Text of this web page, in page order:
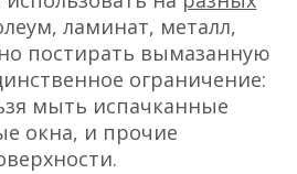
ламинат, металл,
постирать вымазанную
ограничение:
мыть испачканные
окна, и прочие